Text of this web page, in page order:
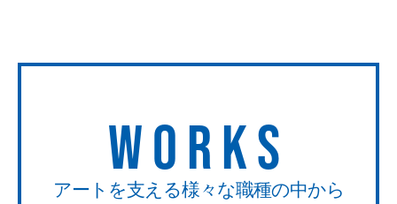
WORKS
アートを支える様々な職種の中から